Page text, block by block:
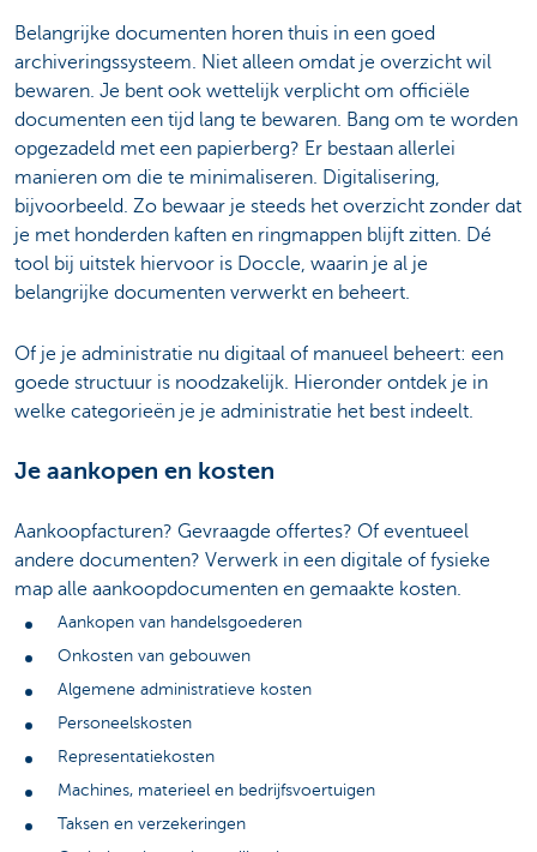
Belangrijke documenten horen thuis in een goed
archiveringssysteem. Niet alleen omdat je overzicht wil
bewaren. Je bent ook wettelijk verplicht om officiële
documenten een tijd lang te bewaren. Bang om te worden
opgezadeld met een papierberg? Er bestaan allerlei
manieren om die te minimaliseren. Digitalisering,
bijvoorbeeld. Zo bewaar je steeds het overzicht zonder dat
je met honderden kaften en ringmappen blijft zitten. Dé
tool bij uitstek hiervoor is Doccle, waarin je al je
belangrijke documenten verwerkt en beheert.
Of je je administratie nu digitaal of manueel beheert: een
goede structuur is noodzakelijk. Hieronder ontdek je in
welke categorieën je je administratie het best indeelt.
Je aankopen en kosten
Aankoopfacturen? Gevraagde offertes? Of eventueel
andere documenten? Verwerk in een digitale of fysieke
map alle aankoopdocumenten en gemaakte kosten.
Aankopen van handelsgoederen
Onkosten van gebouwen
Algemene administratieve kosten
Personeelskosten
Representatiekosten
Machines, materieel en bedrijfsvoertuigen
Taksen en verzekeringen